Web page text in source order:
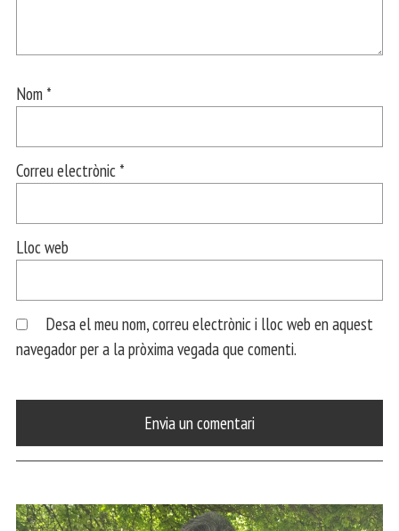
Nom *
Correu electrònic *
Lloc web
Desa el meu nom, correu electrònic i lloc web en aquest
navegador per a la pròxima vegada que comenti.